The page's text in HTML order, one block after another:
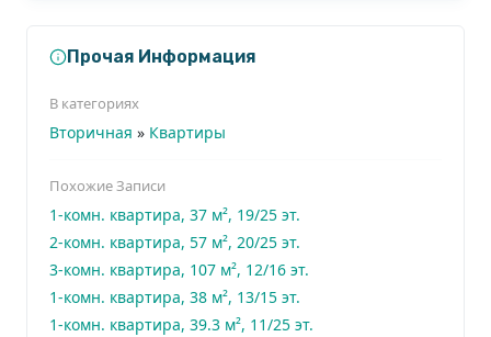
Прочая Информация
В категориях
Вторичная » Квартиры
Похожие Записи
1-комн. квартира, 37 м², 19/25 эт.
2-комн. квартира, 57 м², 20/25 эт.
3-комн. квартира, 107 м², 12/16 эт.
1-комн. квартира, 38 м², 13/15 эт.
1-комн. квартира, 39.3 м², 11/25 эт.